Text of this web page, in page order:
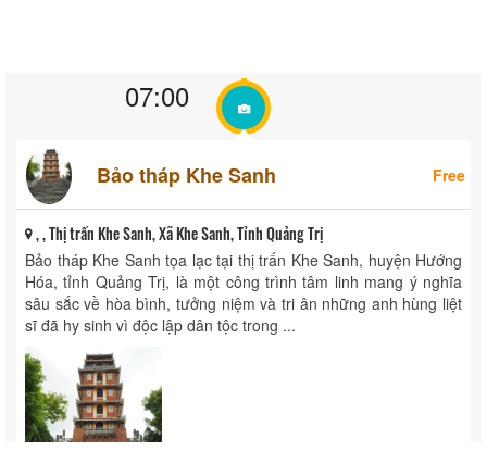
07:00
Bảo tháp Khe Sanh Free
, , Thị trấn Khe Sanh, Xã Khe Sanh, Tỉnh Quảng Trị
Bảo tháp Khe Sanh tọa lạc tại thị trấn Khe Sanh, huyện Hướng
Hóa, tỉnh Quảng Trị, là một công trình tâm linh mang ý nghĩa
sâu sắc về hòa bình, tưởng niệm và tri ân những anh hùng liệt
sĩ đã hy sinh vì độc lập dân tộc trong ...